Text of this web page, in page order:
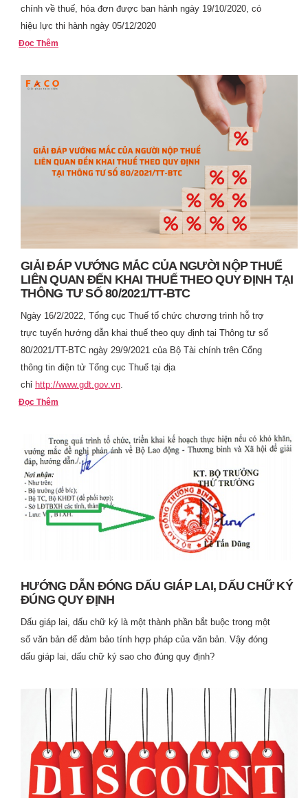
chính về thuế, hóa đơn được ban hành ngày 19/10/2020, có
hiệu lực thi hành ngày 05/12/2020
Đọc Thêm
GIẢI ĐÁP VƯỚNG MẮC CỦA NGƯỜI NỘP THUẾ
LIÊN QUAN ĐẾN KHAI THUẾ THEO QUY ĐỊNH TẠI
THÔNG TƯ SỐ 80/2021/TT-BTC
Ngày 16/2/2022, Tổng cục Thuế tổ chức chương trình hỗ trợ
trực tuyến hướng dẫn khai thuế theo quy định tại Thông tư số
80/2021/TT-BTC ngày 29/9/2021 của Bộ Tài chính trên Cổng
thông tin điện tử Tổng cục Thuế tại địa
chỉ http://www.gdt.gov.vn
Đọc Thêm
HƯỚNG DẪN ĐÓNG DẤU GIÁP LAI, DẤU CHỮ KÝ
ĐÚNG QUY ĐỊNH
Dấu giáp lai, dấu chữ ký là một thành phần bắt buộc trong một
số văn bản để đảm bảo tính hợp pháp của văn bản. Vậy đóng
dấu giáp lai, dấu chữ ký sao cho đúng quy định?